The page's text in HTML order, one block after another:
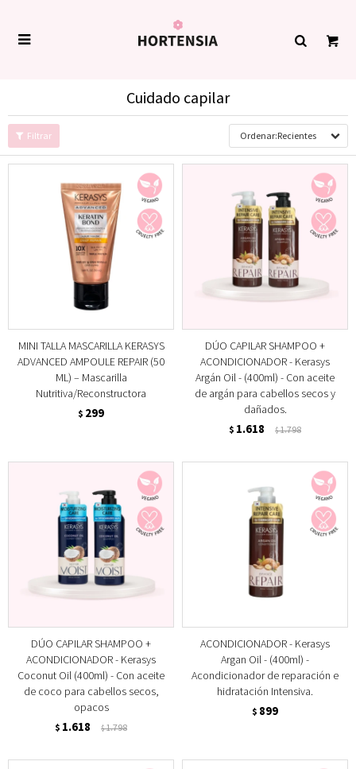

Cuidado capilar
Recientes
MINI TALLA MASCARILLA KERASYS
ADVANCED AMPOULE REPAIR (50
ML) – Mascarilla
Nutritiva/Reconstructora
$ 299
DÚO CAPILAR SHAMPOO +
ACONDICIONADOR - Kerasys
Argán Oil - (400ml) - Con aceite
de argán para cabellos secos y
dañados.
$ 1.618 $1.798
DÚO CAPILAR SHAMPOO +
ACONDICIONADOR - Kerasys
Coconut Oil (400ml) - Con aceite
de coco para cabellos secos,
opacos
$ 1.618 $1.798
ACONDICIONADOR - Kerasys
Argan Oil - (400ml) -
Acondicionador de reparación e
hidratación Intensiva.
$ 899